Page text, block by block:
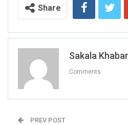
Share
Sakala Khabar
Comments
PREV POST